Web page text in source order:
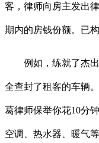
客，律师向房主发出
期内的房钱份额。已
例如，练就了杰出
全查封了租客的车辆
葛律师保举你花10分
空调、热水器、暖气